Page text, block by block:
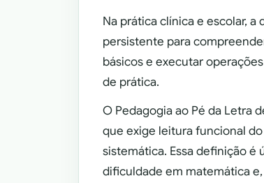
Na prática clínica e escolar,
persistente para
básicos e executar
de prática.
O Pedagogia ao Pé da Letra
que exige leitura funcional
sistemática. Essa definição
dificuldade em matemática